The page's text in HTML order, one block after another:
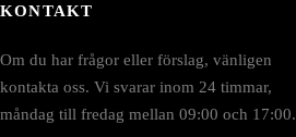
KONTAKT
Om du har frågor eller förslag, vänligen
kontakta oss. Vi svarar inom 24 timmar,
måndag till fredag mellan 09:00 och 17:00.